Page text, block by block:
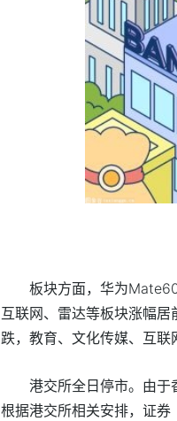
板块方面，华为
互联网、雷达等板块涨幅
跌，教育、文化传媒、互联
港交所全日停市。由于
根据港交所相关安排，证